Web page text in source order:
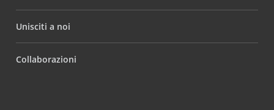
Unisciti a noi
Collaborazioni